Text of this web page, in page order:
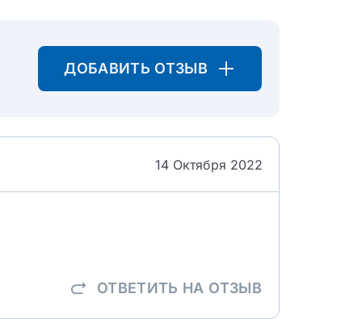
ДОБАВИТЬ ОТЗЫВ
14 Октября 2022
ОТВЕТИТЬ НА ОТЗЫВ